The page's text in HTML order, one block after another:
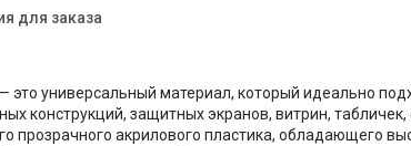
для заказа
это универсальный материал, который идеально
конструкций, защитных экранов, витрин,
прозрачного акрилового пластика, обладающего